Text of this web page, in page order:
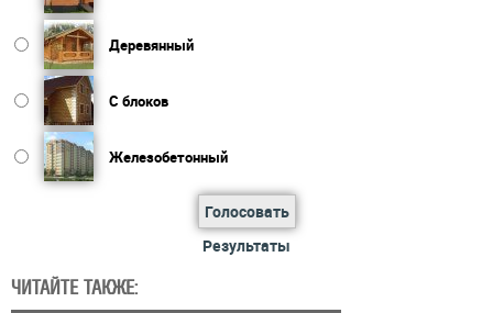
Деревянный
С блоков
Железобетонный
Голосовать
Результаты
ЧИТАЙТЕ ТАКЖЕ: